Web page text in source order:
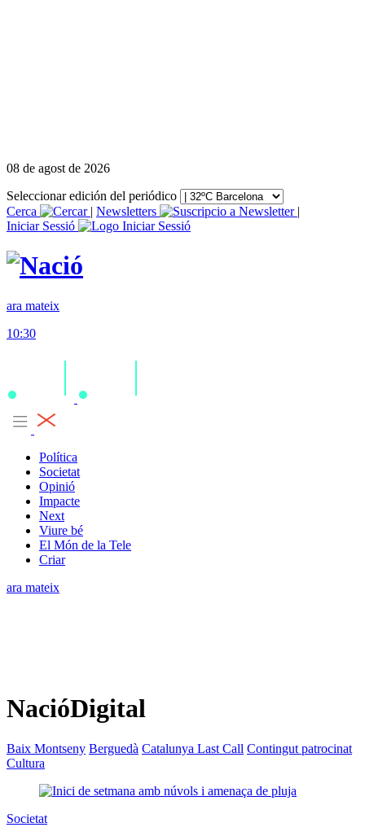
08 de agost de 2026
Seleccionar edición del periódico
Cerca
| Newsletters
|
Iniciar Sessió
ara mateix
10:30
Política
Societat
Opinió
Impacte
Next
Viure bé
El Món de la Tele
Criar
ara mateix
NacióDigital
Baix Montseny Berguedà Catalunya Last Call Contingut patrocinat
Cultura
Societat